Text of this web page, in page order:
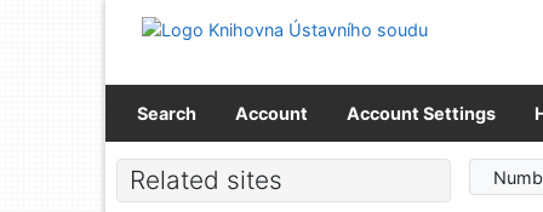
Go to menu
Search Account Account Settings
Related sites